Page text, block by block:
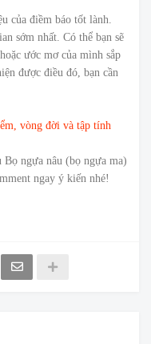
của điềm báo tốt lành.
sớm nhất. Có thể bạn sẽ
ước mơ của mình sắp
được điều đó, bạn cần
vòng đời và tập tính
Bọ ngựa nâu (bọ ngựa ma)
ngay ý kiến nhé!